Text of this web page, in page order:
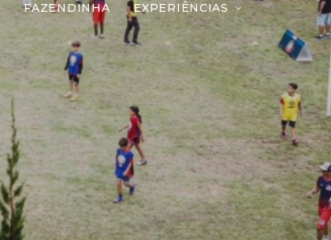
FAZENDINHA EXPERIÊNCIAS
Reserve agora, com
o melhor preço